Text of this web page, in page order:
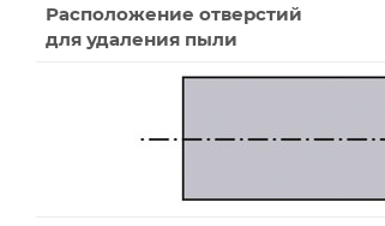
Расположение отверстий
для удаления пыли